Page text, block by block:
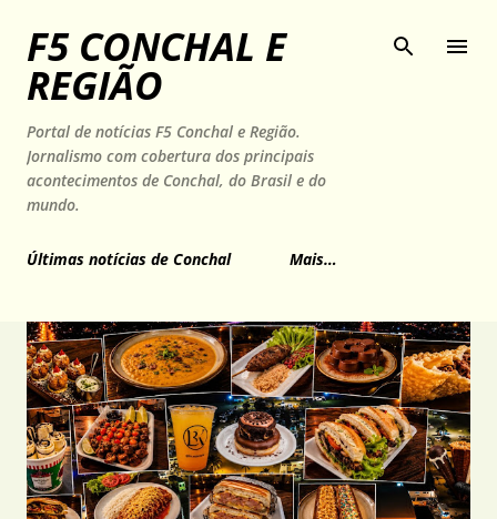
Pular para o conteúdo principal
F5 CONCHAL E
REGIÃO
Portal de notícias F5 Conchal e Região.
Jornalismo com cobertura dos principais
acontecimentos de Conchal, do Brasil e do
mundo.
Últimas notícias de Conchal Mais…